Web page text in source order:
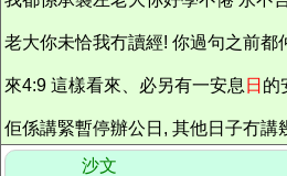
老大你未恰我冇讀經! 你過句之前都
來4:9 這樣看來、必另有一安息 日 的
佢係講緊暫停辦公日, 其他日子冇講
沙文